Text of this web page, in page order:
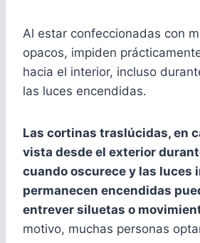
Al estar confeccionadas con
opacos, impiden
hacia el interior, incluso
las luces encendidas.
Las cortinas traslúcidas, en
vista desde el exterior
cuando oscurece y las luces
permanecen encendidas
entrever siluetas o
motivo, muchas personas